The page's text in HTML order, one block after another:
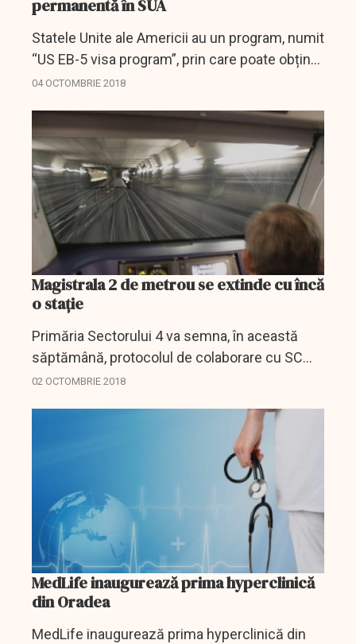
permanentă în SUA
Statele Unite ale Americii au un program, numit
“US EB-5 visa program”, prin care poate obține
rezidență permanentă (cunoscută și cu
economia...
04 OCTOMBRIE 2018
Magistrala 2 de metrou se extinde cu încă
o stație
Primăria Sectorului 4 va semna, în această
săptămână, protocolul de colaborare cu SC
Metrorex SA, pentru prelungirea Magistralei 2
02 OCTOMBRIE 2018
MedLife inaugurează prima hyperclinică
din Oradea
MedLife inaugurează prima hyperclinică din